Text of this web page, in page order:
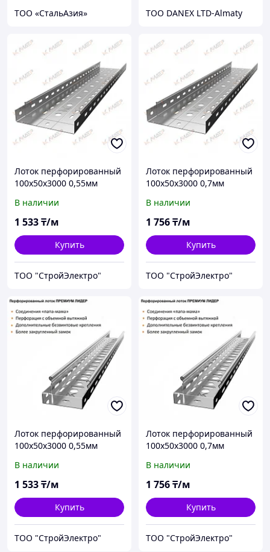
ТОО «СтальАзия» ТОО DANEX LTD-Almaty
Лоток перфорированный
100х50х3000 0,55мм
В наличии
1 533₸/м
Купить
ТОО "СтройЭлектро"
Лоток перфорированный
100х50х3000 0,7мм
В наличии
1 756₸/м
Купить
ТОО "СтройЭлектро"
Лоток перфорированный
100х50х3000 0,55мм
В наличии
1 533₸/м
Купить
ТОО "СтройЭлектро"
Лоток перфорированный
100х50х3000 0,7мм
В наличии
1 756₸/м
Купить
ТОО "СтройЭлектро"